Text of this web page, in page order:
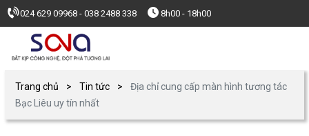
024 629 09968 - 038 2488 338 8h00 - 18h00
Trang chủ Tin tức
Địa chỉ cung cấp màn hình tương tác
Bạc Liêu uy tín nhất